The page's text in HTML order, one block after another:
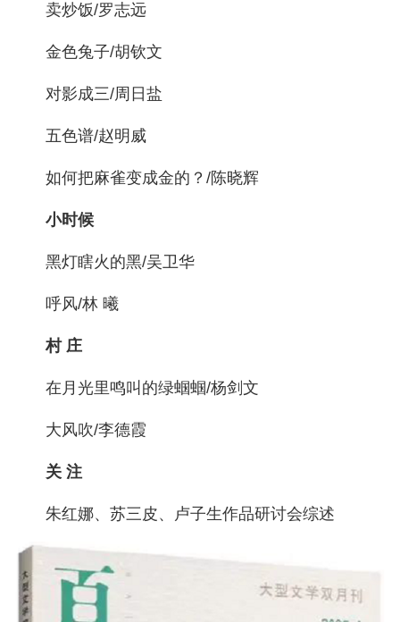
卖炒饭/罗志远
金色兔子/胡钦文
对影成三/周日盐
五色谱/赵明威
如何把麻雀变成金的？/陈晓辉
小时候
黑灯瞎火的黑/吴卫华
呼风/林 曦
村 庄
在月光里鸣叫的绿蝈蝈/杨剑文
大风吹/李德霞
关 注
朱红娜、苏三皮、卢子生作品研讨会综述